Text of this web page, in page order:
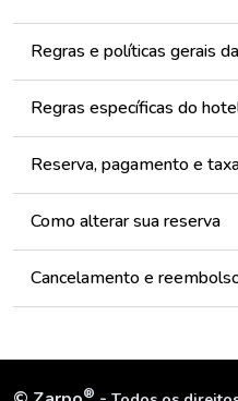
Regras e políticas gerais
Regras específicas do
Reserva, pagamento e
Como alterar sua reserva
Cancelamento e
®